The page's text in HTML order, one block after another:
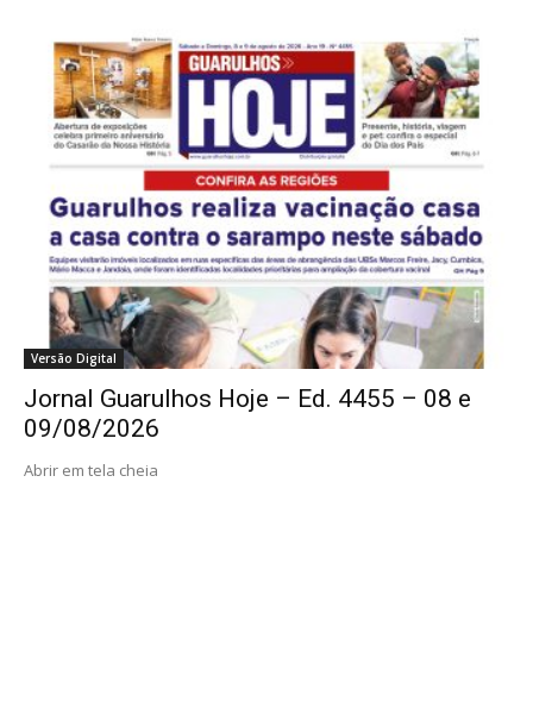
Versão Digital
Jornal Guarulhos Hoje – Ed. 4455 – 08 e
09/08/2026
Abrir em tela cheia